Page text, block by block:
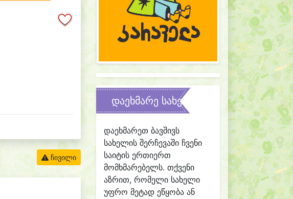
ჩივილი
დაეხმარე სახელის შერჩევაში
დაეხმარეთ ბავშივს
სახელის შერჩევაში ჩვენი
საიტის ერთიერთ
მომხმარებელს. თქვენი
აზრით, რომელი სახელი
უფრო მეტად ეწყობა ან